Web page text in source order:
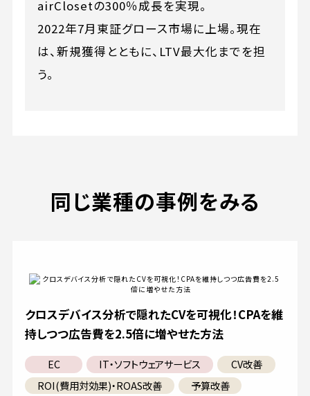
airClosetの300％成長を実現。
2022年7月東証グロース市場に上場。現在
は、新規獲得とともに、LTV最大化までを担
う。
同じ業種の事例をみる
クロスデバイス分析で隠れたCVを可視化！CPAを維
持しつつ広告費を2.5倍に増やせた方法
EC IT・ソフトウェアサービス
CV改善
ROI(費用対効果)・ROAS改善
予算改善